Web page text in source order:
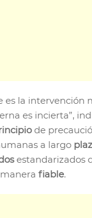
es la intervención
es incierta”,
de
a largo
estandarizados
fiable.